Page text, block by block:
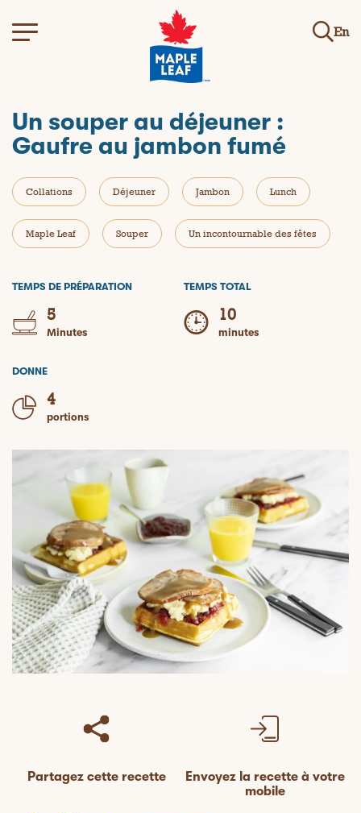
En
Un souper au déjeuner :
Gaufre au jambon fumé
Collations Déjeuner Jambon Lunch
Maple Leaf Souper Un incontournable des fêtes
TEMPS DE PRÉPARATION
5
Minutes
TEMPS TOTAL
10
minutes
DONNE
4
portions
Partagez cette recette
Envoyez la recette à votre
mobile